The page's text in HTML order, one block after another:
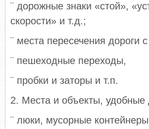
¨ дорожные знаки «стой»,
скорости» и т.д.;
¨ места пересечения
¨ пешеходные переходы,
¨ пробки и заторы и т.п.
2. Места и объекты, удобные
¨ люки, мусорные